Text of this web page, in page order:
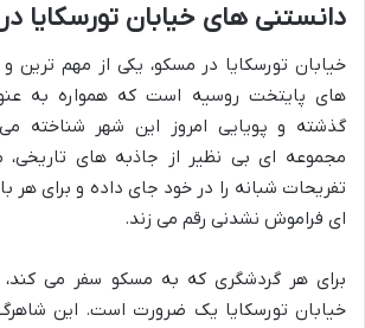
دانستنی های خیابان تورسکایا
خیابان تورسکایا در مسکو، یکی از مهم ترین
های پایتخت روسیه است که همواره به
گذشته و پویایی امروز این شهر شناخته
مجموعه ای بی نظیر از جاذبه های تاریخی،
تفریحات شبانه را در خود جای داده و برای هر
ای فراموش نشدنی رقم می زند.
برای هر گردشگری که به مسکو سفر می
خیابان تورسکایا یک ضرورت است. این